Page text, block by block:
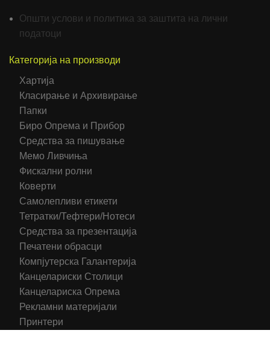
Општи услови и политика за заштита на лични
податоци
Категорија на производи
Хартија
Класирање и Архивирање
Папки
Биро Опрема и Прибор
Средства за пишување
Мемо Ливчиња
Фискални ролни
Коверти
Самолепливи етикети
Тетратки/Тефтери/Нотеси
Средства за презентација
Печатени обрасци
Компјутерска Галантерија
Канцелариски Столици
Канцелариска Опрема
Рекламни материјали
Принтери